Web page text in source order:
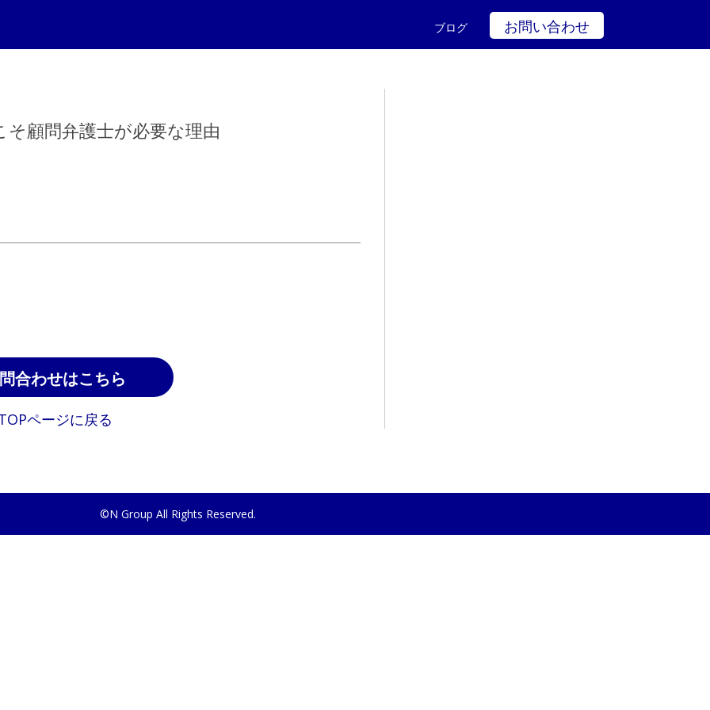
ブログ お問い合わせ
そ顧問弁護士が必要な理由
合わせはこちら
ページに戻る
©N Group All Rights Reserved.